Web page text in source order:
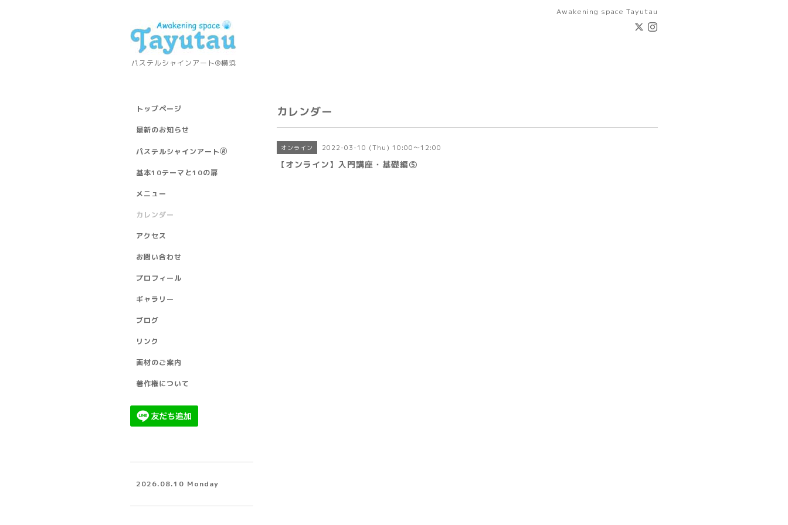
Awakening space Tayutau
パステルシャインアート®横浜
カレンダー
オンライン 2022-03-10 (Thu) 10:00～12:00
【オンライン】入門講座・基礎編⑤
トップページ
最新のお知らせ
パステルシャインアート🄬
基本10テーマと10の扉
メニュー
カレンダー
アクセス
お問い合わせ
プロフィール
ギャラリー
ブログ
リンク
画材のご案内
著作権について
2026.08.10 Monday